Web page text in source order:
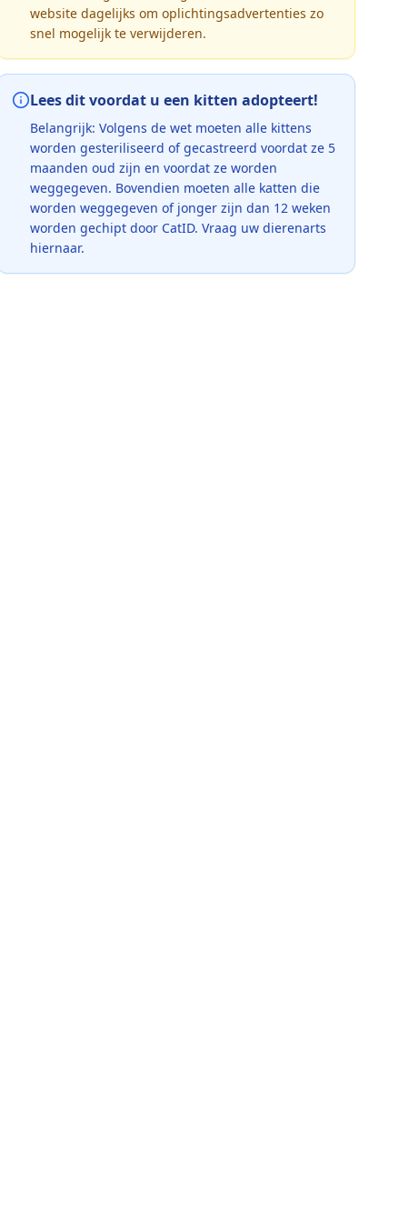
website dagelijks om oplichtingsadvertenties zo
snel mogelijk te verwijderen.
Lees dit voordat u een kitten adopteert!
Belangrijk: Volgens de wet moeten alle kittens
worden gesteriliseerd of gecastreerd voordat ze 5
maanden oud zijn en voordat ze worden
weggegeven. Bovendien moeten alle katten die
worden weggegeven of jonger zijn dan 12 weken
worden gechipt door CatID. Vraag uw dierenarts
hiernaar.